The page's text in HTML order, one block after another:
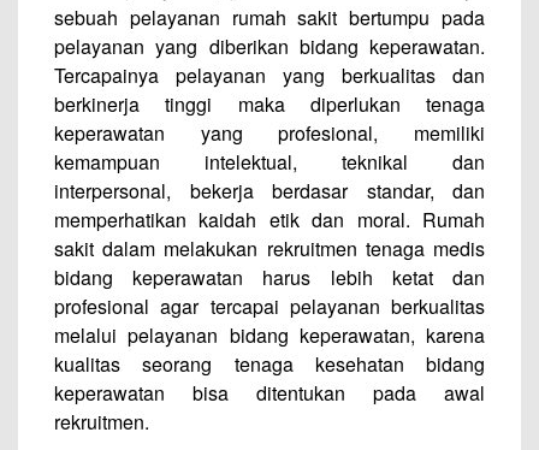
sebuah pelayanan rumah sakit bertumpu pada
pelayanan yang diberikan bidang keperawatan.
Tercapainya pelayanan yang berkualitas dan
berkinerja tinggi maka diperlukan tenaga
keperawatan yang profesional, memiliki
kemampuan intelektual, teknikal dan
interpersonal, bekerja berdasar standar, dan
memperhatikan kaidah etik dan moral. Rumah
sakit dalam melakukan rekruitmen tenaga medis
bidang keperawatan harus lebih ketat dan
profesional agar tercapai pelayanan berkualitas
melalui pelayanan bidang keperawatan, karena
kualitas seorang tenaga kesehatan bidang
keperawatan bisa ditentukan pada awal
rekruitmen.